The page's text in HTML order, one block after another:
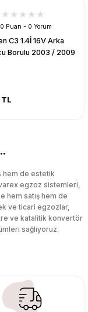
Puan - 0 Yorum
C3 1.4İ 16V Arka
Borulu 2003 / 2009
hem de estetik
egzoz sistemleri,
hem satış hem de
ve ticari egzozlar,
ve katalitik konvertör
sağlıyoruz.
egzozları ve
aracınızın